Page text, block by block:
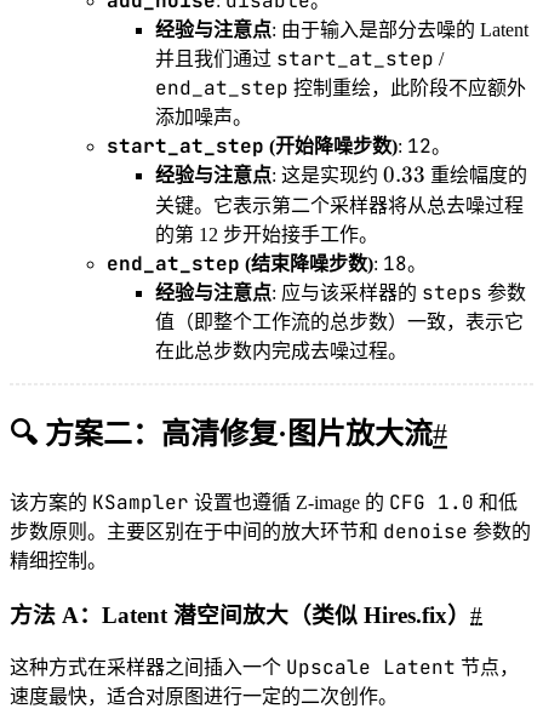
经验与注意点: 由于输入是部分去噪的 Latent
并且我们通过 start_at_step /
end_at_step 控制重绘，此阶段不应额外
添加噪声。
start_at_step (开始降噪步数): 12。
经验与注意点: 这是实现约 0.33
0.33 重绘幅度的
关键。它表示第二个采样器将从总去噪过程
的第 12 步开始接手工作。
end_at_step (结束降噪步数): 18。
经验与注意点: 应与该采样器的 steps 参数
值（即整个工作流的总步数）一致，表示它
在此总步数内完成去噪过程。
🔍 方案二：高清修复·图片放大流#
该方案的 KSampler 设置也遵循 Z-image 的 CFG 1.0 和低
步数原则。主要区别在于中间的放大环节和 denoise 参数的
精细控制。
方法 A：Latent 潜空间放大（类似 Hires.fix） #
这种方式在采样器之间插入一个 Upscale Latent 节点，
速度最快，适合对原图进行一定的二次创作。